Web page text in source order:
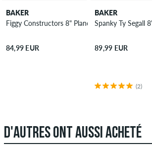
BAKER
Figgy Constructors 8" Planche de skateboard
84,99 EUR
BAKER
Spanky Ty Segall
89,99 EUR
(2)
D'AUTRES ONT AUSSI ACHETÉ